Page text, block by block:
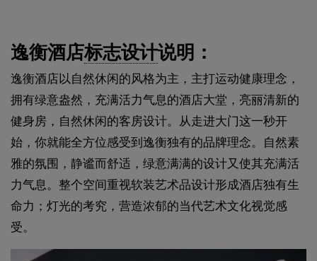
逸衡酒店标志设计说明：
逸衡酒店以自然休闲的风格为主，主打运动健康理念，
拥有绿意盎然，充满活力气息的酒店大堂，亮丽清新的
健身房，自然休闲的客房设计。从走进大门这一秒开
始，你就能全方位感受到逸衡独有的品牌理念。自然素
雅的氛围，静谧而舒适，绿意满满的设计又使其充满活
力气息。整个空间重视软装艺术品设计形成酒店独有生
命力；灯光的考究，营造浓郁的当代艺术文化视觉感
受。